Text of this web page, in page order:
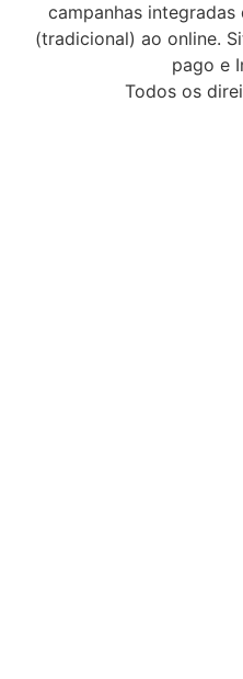
campanhas
(tradicional) ao online.
pago e
Todos os